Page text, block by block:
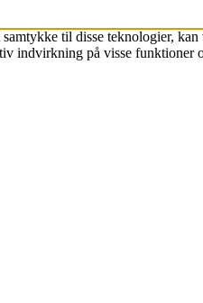
til disse teknologier, kan
indvirkning på visse funktioner